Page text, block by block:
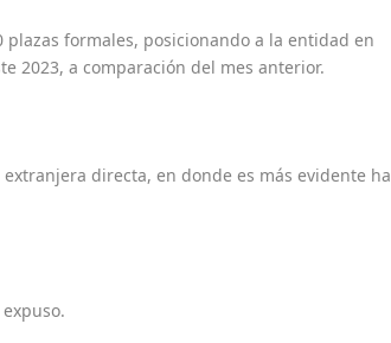
formales, posicionando a la entidad en
2023, a comparación del mes anterior.
directa, en donde es más evidente ha